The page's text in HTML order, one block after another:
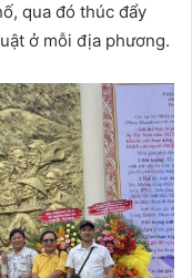
qua đó thúc đẩy
ở mỗi địa phương.